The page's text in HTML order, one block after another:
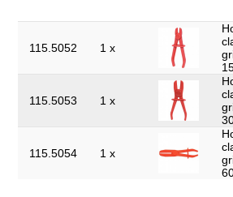
Šļūtenes ārējais diametrs, mm:
115.5052 1 x
115.5053 1 x
115.5054 1 x